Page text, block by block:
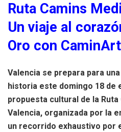
Ruta Camins
Un viaje al
Oro con CaminArt
Valencia se prepara para
historia este domingo 18 de
propuesta cultural de la
Valencia, organizada por la
un recorrido exhaustivo por